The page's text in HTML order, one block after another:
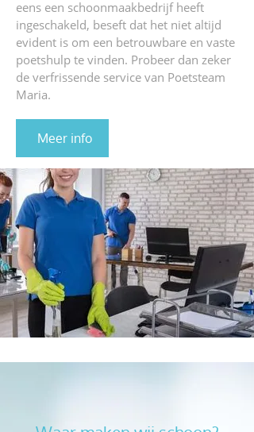
eens een schoonmaakbedrijf heeft
ingeschakeld, beseft dat het niet altijd
evident is om een betrouwbare en vaste
poetshulp te vinden. Probeer dan zeker
de verfrissende service van Poetsteam
Maria.
Meer info